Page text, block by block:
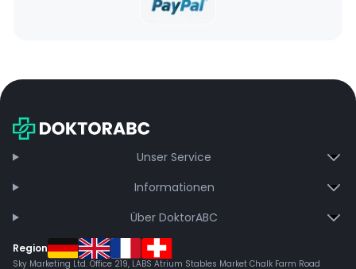
Unser Service
Informationen
Über DoktorABC
Region
Sky Marketing Ltd. Office 219, LABS Atrium Stables Market Chalk Farm Road